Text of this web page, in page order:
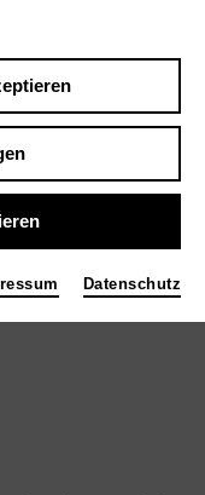
Datenschutz